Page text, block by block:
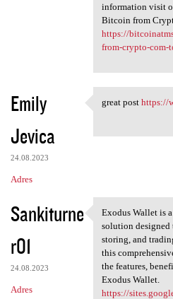
information visit
Bitcoin from
https://
from-crypto-com-
Emily
Jevica
24.08.2023
Adres
great post
great post https://
Sankiturne
r01
24.08.2023
Adres
Exodus Wallet
Exodus Wallet is
solution designed
storing, and
this
the features,
Exodus Wallet.
https://